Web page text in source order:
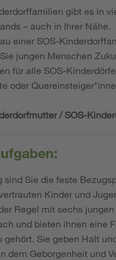
gibt es in
– auch in Ihrer Nähe.
einer SOS-
jungen Menschen
für alle SOS-
oder
/ SOS-
sind Sie die feste
Kinder und
Regel mit sechs
und bieten ihnen eine
gehört. Sie geben Halt
dem Geborgenheit und